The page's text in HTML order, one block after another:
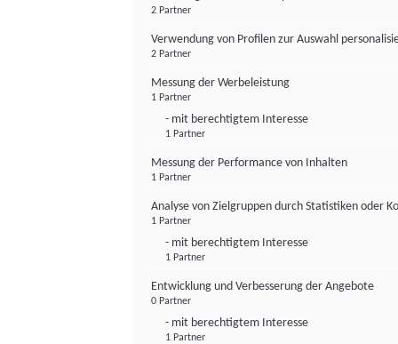
2 Partner
Verwendung von Profilen zur Auswahl
2 Partner
Messung der Werbeleistung
1 Partner
- mit berechtigtem Interesse
1 Partner
Messung der Performance von Inhalten
1 Partner
Analyse von Zielgruppen durch Statistiken oder
1 Partner
- mit berechtigtem Interesse
1 Partner
Entwicklung und Verbesserung der Angebote
0 Partner
- mit berechtigtem Interesse
1 Partner